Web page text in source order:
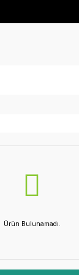
Ürün Bulunamadı.